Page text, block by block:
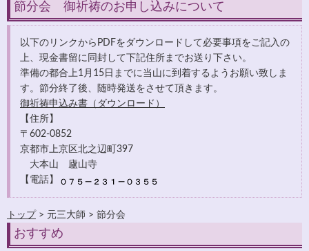
節分会 御祈祷のお申し込みについて
以下のリンクからPDFをダウンロードして必要事項をご記入の
上、現金書留に同封して下記住所までお送り下さい。
準備の都合上1月15日までに当山に到着するようお願い致しま
す。節分終了後、随時発送をさせて頂きます。
御祈祷申込み書（ダウンロード）
【住所】
〒602-0852
京都市上京区北之辺町397
大本山 廬山寺
【電話】
トップ > 元三大師 > 節分会
おすすめ